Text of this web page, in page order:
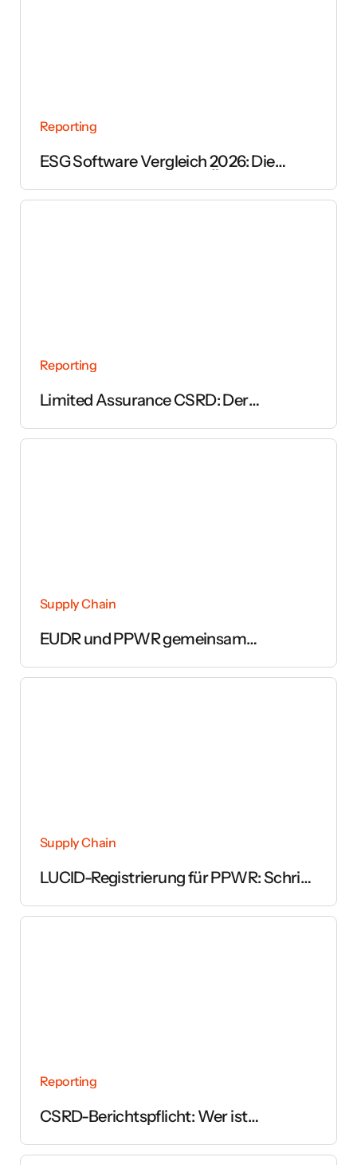
Reporting
ESG Software Vergleich 2026: Die
Reporting
Limited Assurance CSRD: Der
Nachhaltigkeitsberichts
Supply Chain
EUDR und PPWR gemeinsam
Supply Chain
LUCID-Registrierung für PPWR: Schritt
Reporting
CSRD-Berichtspflicht: Wer ist